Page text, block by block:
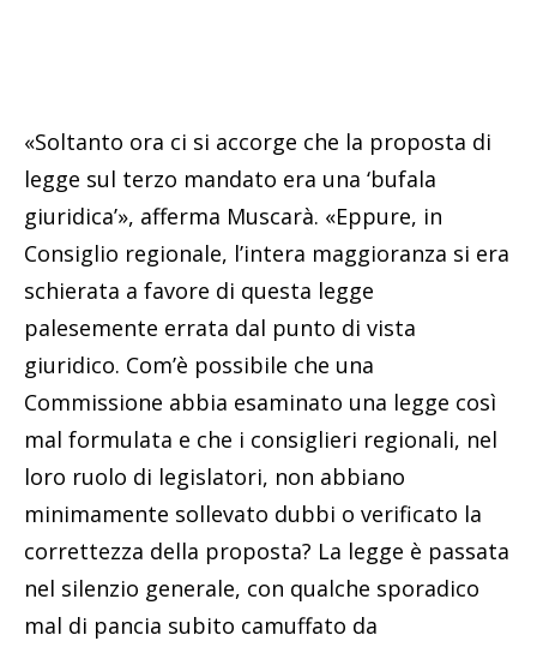
«Soltanto ora ci si accorge che la proposta di
legge sul terzo mandato era una ‘bufala
giuridica’», afferma Muscarà. «Eppure, in
Consiglio regionale, l’intera maggioranza si era
schierata a favore di questa legge
palesemente errata dal punto di vista
giuridico. Com’è possibile che una
Commissione abbia esaminato una legge così
mal formulata e che i consiglieri regionali, nel
loro ruolo di legislatori, non abbiano
minimamente sollevato dubbi o verificato la
correttezza della proposta? La legge è passata
nel silenzio generale, con qualche sporadico
mal di pancia subito camuffato da